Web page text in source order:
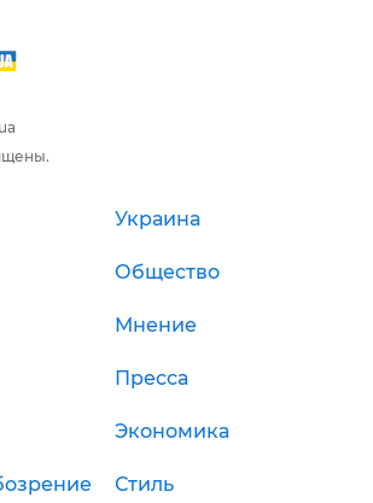
Украина
Общество
Мнение
Пресса
Экономика
Стиль